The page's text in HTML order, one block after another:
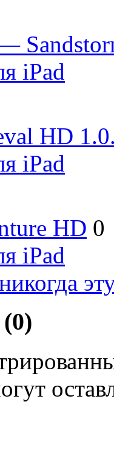
iPad
HD
iPad
HD 0
iPad
0)